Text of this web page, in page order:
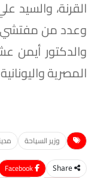
القرنة، والسيد
وعدد من مفتشي
والدكتور أيمن
المصرية
وزير السياحة
Share